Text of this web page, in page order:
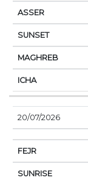
20/07/2026